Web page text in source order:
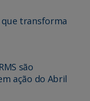
que transforma
são
ação do Abril